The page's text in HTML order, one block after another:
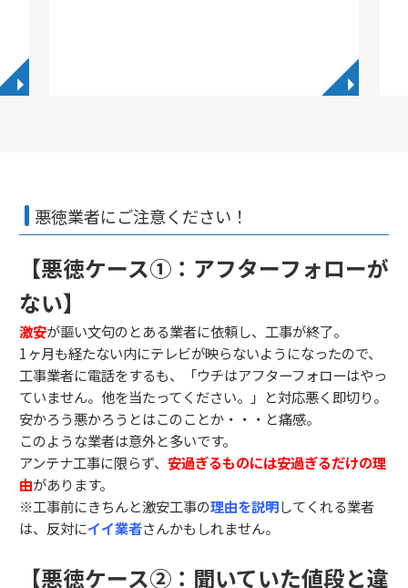
◥ ◥
悪徳業者にご注意ください！
【悪徳ケース①：アフターフォローが
ない】
激安が謳い文句のとある業者に依頼し、工事が終了。
1ヶ月も経たない内にテレビが映らないようになったので、
工事業者に電話をするも、「ウチはアフターフォローはやっ
ていません。他を当たってください。」と対応悪く即切り。
安かろう悪かろうとはこのことか・・・と痛感。
このような業者は意外と多いです。
アンテナ工事に限らず、 安過ぎるものには安過ぎるだけの理
由があります。
※工事前にきちんと激安工事の理由を説明してくれる業者
は、反対にイイ業者さんかもしれません。
【悪徳ケース②：聞いていた値段と違